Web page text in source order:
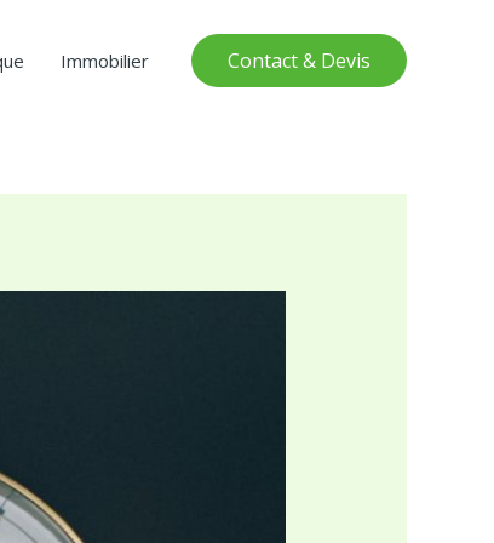
Immobilier Contact & Devis